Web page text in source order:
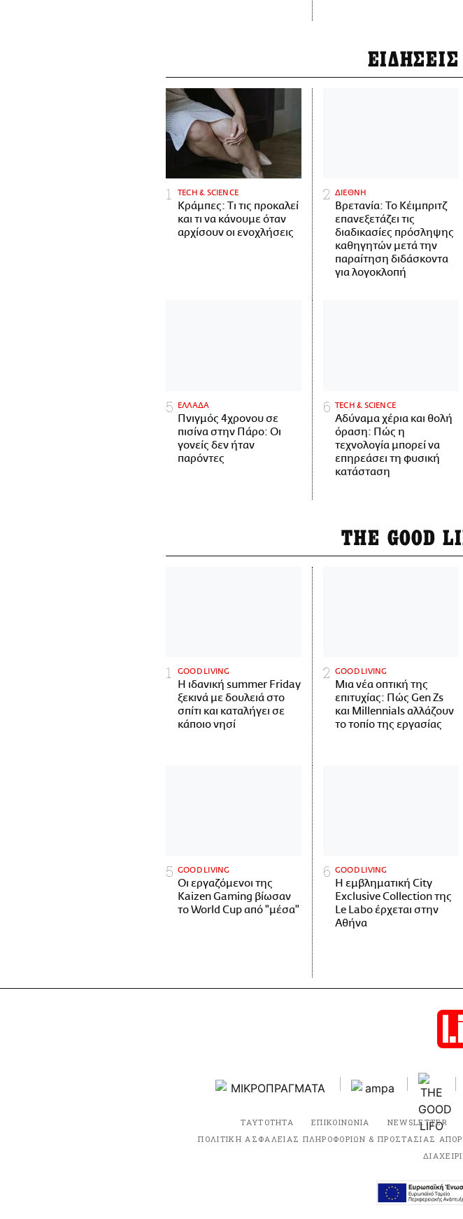
ΕΙΔΗΣΕΙΣ
ΤECH & SCIENCE
Κράμπες: Τι τις προκαλεί
και τι να κάνουμε όταν
αρχίσουν οι ενοχλήσεις
ΔΙΕΘΝΗ
Βρετανία: Το Κέιμπριτζ
επανεξετάζει τις
διαδικασίες πρόσληψης
καθηγητών μετά την
παραίτηση διδάσκοντα
για λογοκλοπή
ΕΛΛΑΔΑ
Πνιγμός 4χρονου σε
πισίνα στην Πάρο: Οι
γονείς δεν ήταν
παρόντες
ΤECH & SCIENCE
Αδύναμα χέρια και θολή
όραση: Πώς η
τεχνολογία μπορεί να
επηρεάσει τη φυσική
κατάσταση
THE GOOD
GOOD LIVING
Η ιδανική summer Friday
ξεκινά με δουλειά στο
σπίτι και καταλήγει σε
κάποιο νησί
GOOD LIVING
Μια νέα οπτική της
επιτυχίας: Πώς Gen Zs
και Millennials αλλάζουν
το τοπίο της εργασίας
GOOD LIVING
Οι εργαζόμενοι της
Kaizen Gaming βίωσαν
το World Cup από "μέσα"
GOOD LIVING
Η εμβληματική City
Exclusive Collection της
Le Labo έρχεται στην
Αθήνα
ΤΑΥΤΟΤΗΤΑ ΕΠΙΚΟΙΝΩΝΙΑ NEWSLETTER
ΠΟΛΙΤΙΚΗ ΑΣΦΑΛΕΙΑΣ ΠΛΗΡΟΦΟΡΙΩΝ & ΠΡΟΣΤΑΣΙΑΣ